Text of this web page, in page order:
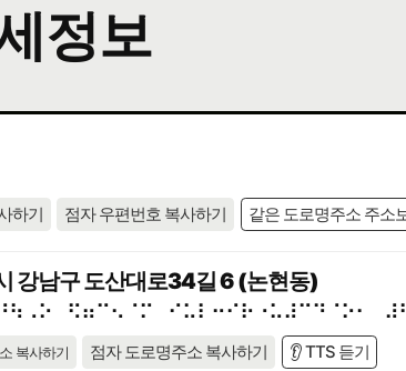
정보
하기 점자 우편번호 복사하기 같은 도로명주소 주소
강남구 도산대로34길 6 (논현동)
복사하기 점자 도로명주소 복사하기 👂 TTS 듣기